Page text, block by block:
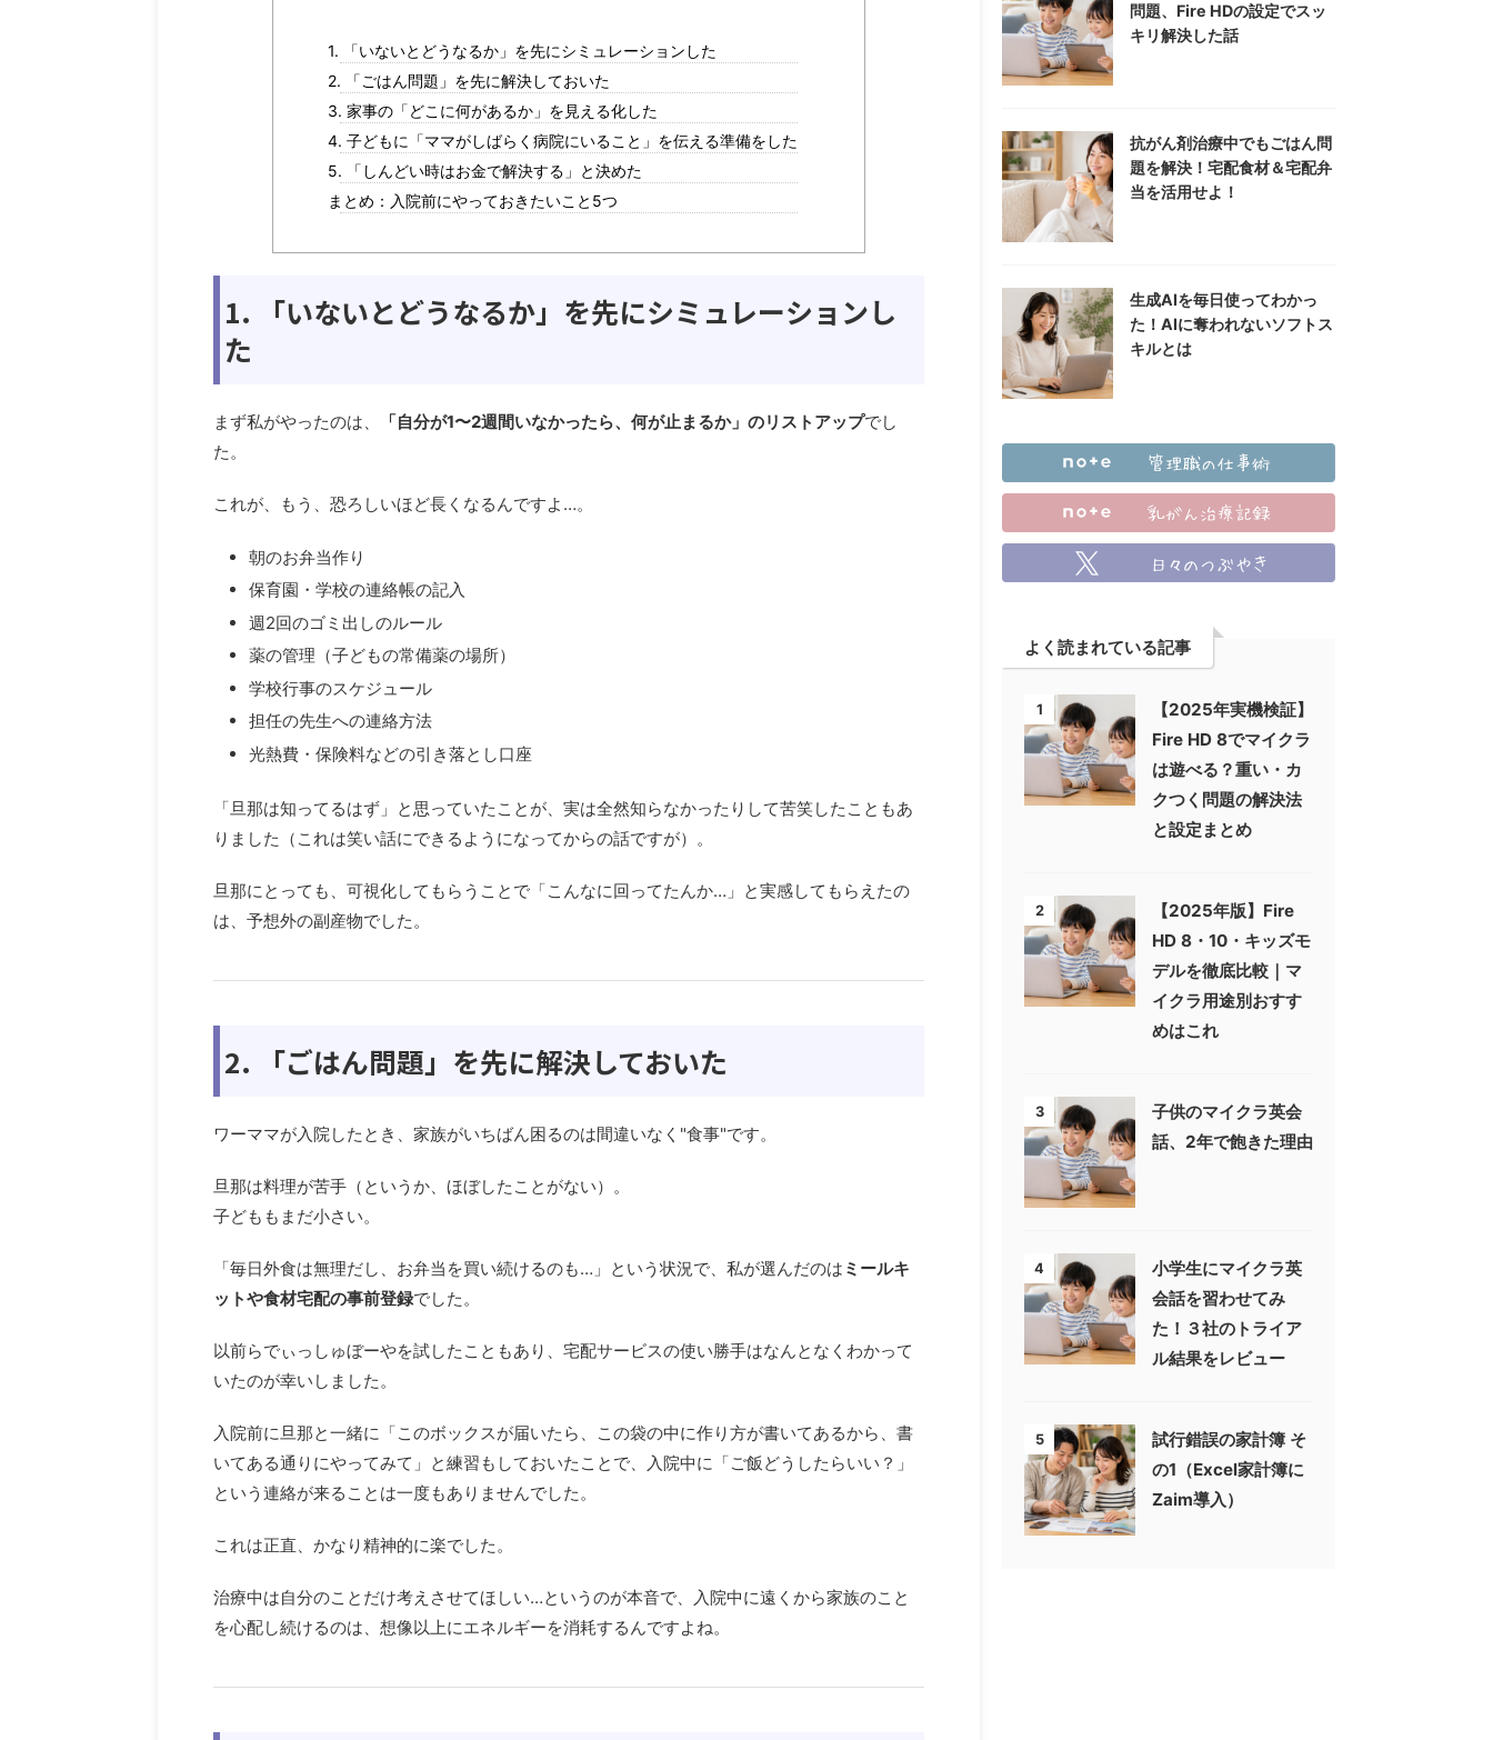
1. 「いないとどうなるか」を先にシミュレーションした
2. 「ごはん問題」を先に解決しておいた
3. 家事の「どこに何があるか」を見える化した
4. 子どもに「ママがしばらく病院にいること」を伝える準備をした
5. 「しんどい時はお金で解決する」と決めた
まとめ：入院前にやっておきたいこと5つ
1. 「いないとどうなるか」を先にシミュレーションし
た
まず私がやったのは、 「自分が1〜2週間いなかったら、何が止まるか」のリストアップでし
た。
これが、もう、恐ろしいほど長くなるんですよ…。
朝のお弁当作り
保育園・学校の連絡帳の記入
週2回のゴミ出しのルール
薬の管理（子どもの常備薬の場所）
学校行事のスケジュール
担任の先生への連絡方法
光熱費・保険料などの引き落とし口座
「旦那は知ってるはず」と思っていたことが、実は全然知らなかったりして苦笑したこともあ
りました（これは笑い話にできるようになってからの話ですが）。
旦那にとっても、可視化してもらうことで「こんなに回ってたんか…」と実感してもらえたの
は、予想外の副産物でした。
2. 「ごはん問題」を先に解決しておいた
ワーママが入院したとき、家族がいちばん困るのは間違いなく"食事"です。
旦那は料理が苦手（というか、ほぼしたことがない）。
子どももまだ小さい。
「毎日外食は無理だし、お弁当を買い続けるのも…」という状況で、私が選んだのは ミールキ
ットや食材宅配の事前登録でした。
以前らでぃっしゅぼーやを試したこともあり、宅配サービスの使い勝手はなんとなくわかって
いたのが幸いしました。
入院前に旦那と一緒に「このボックスが届いたら、この袋の中に作り方が書いてあるから、書
いてある通りにやってみて」と練習もしておいたことで、入院中に「ご飯どうしたらいい？」
という連絡が来ることは一度もありませんでした。
これは正直、かなり精神的に楽でした。
治療中は自分のことだけ考えさせてほしい…というのが本音で、入院中に遠くから家族のこと
を心配し続けるのは、想像以上にエネルギーを消耗するんですよね。
問題、Fire HDの設定でスッ
キリ解決した話
抗がん剤治療中でもごはん問
題を解決！宅配食材＆宅配弁
当を活用せよ！
生成AIを毎日使ってわかっ
た！AIに奪われないソフトス
キルとは
よく読まれている記事
1
【2025年実機検証】
Fire HD 8でマイクラ
は遊べる？重い・カ
クつく問題の解決法
と設定まとめ
2
【2025年版】Fire
HD 8・10・キッズモ
デルを徹底比較｜マ
イクラ用途別おすす
めはこれ
3
子供のマイクラ英会
話、2年で飽きた理由
4
小学生にマイクラ英
会話を習わせてみ
た！３社のトライア
ル結果をレビュー
5
試行錯誤の家計簿 そ
の1（Excel家計簿に
Zaim導入）